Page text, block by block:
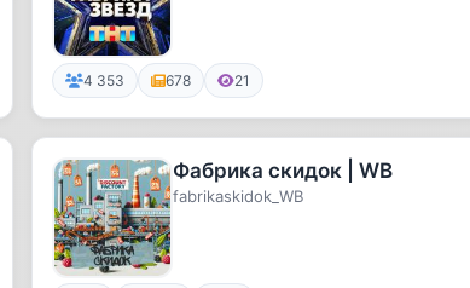
4 353 678 21
Фабрика скидок | WB
fabrikaskidok_WB